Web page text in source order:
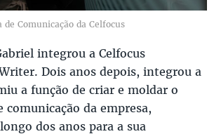
Comunicação da Celfocus
integrou a Celfocus
Dois anos depois, integrou a
a função de criar e moldar o
da empresa,
dos anos para a sua